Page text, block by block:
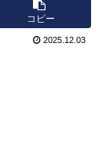
コピー
2025.12.03